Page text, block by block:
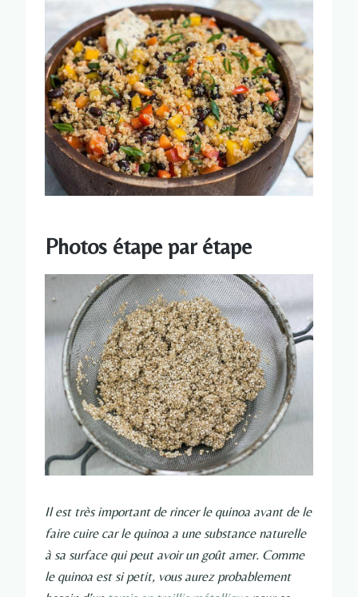
Photos étape par étape
Il est très important de rincer le quinoa avant de le
faire cuire car le quinoa a une substance naturelle
à sa surface qui peut avoir un goût amer. Comme
le quinoa est si petit, vous aurez probablement